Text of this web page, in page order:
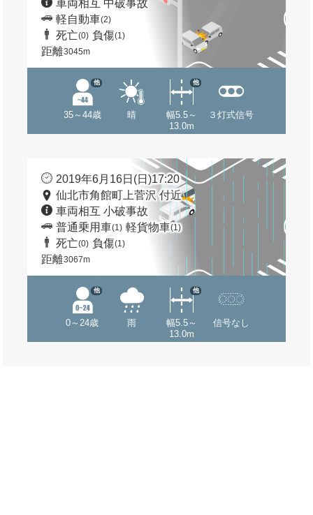
車両相互 中破事故
軽自動車(2)
死亡(0) 負傷(1)
距離3045m
35～44歳
他
晴
幅5.5～
13.0m
他
３灯式信号
2019年6月16日(日)17:20
仙北市角館町上菅沢 付近
車両相互 小破事故
普通乗用車(1) 軽貨物車(1)
死亡(0) 負傷(1)
距離3067m
0～24歳
他
雨
幅5.5～
13.0m
他
信号なし